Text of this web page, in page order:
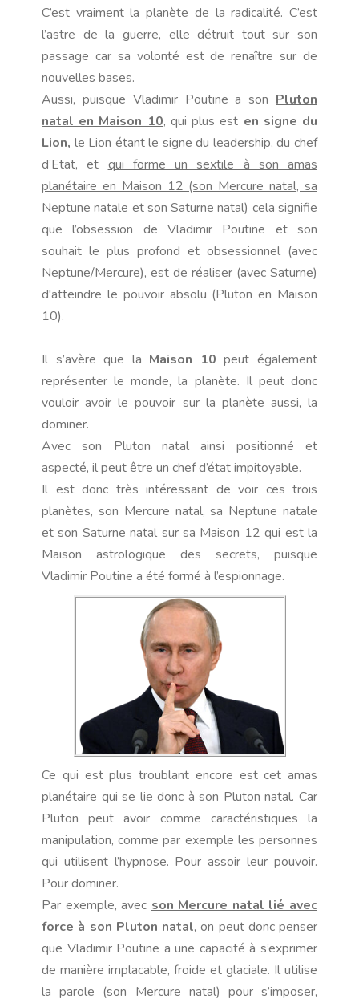
C’est vraiment la planète de la radicalité. C’est
l’astre de la guerre, elle détruit tout sur son
passage car sa volonté est de renaître sur de
nouvelles bases.
Aussi, puisque Vladimir Poutine a son Pluton
natal en Maison 10, qui plus est en signe du
Lion, le Lion étant le signe du leadership, du chef
d’Etat, etqui forme un sextile à son amas
planétaire en Maison 12 (son Mercure natal, sa
Neptune natale et son Saturne natal)cela signifie
que l’obsession de Vladimir Poutine et son
souhait le plus profond et obsessionnel (avec
Neptune/Mercure), est de réaliser (avec Saturne)
d'atteindre le pouvoir absolu (Pluton en Maison
10).
Il s’avère que la Maison 10 peut également
représenter le monde, la planète. Il peut donc
vouloir avoir le pouvoir sur la planète aussi, la
dominer.
Avec son Pluton natal ainsi positionné et
aspecté, il peut être un chef d’état impitoyable.
Il est donc très intéressant de voir ces trois
planètes, son Mercure natal, sa Neptune natale
et son Saturne natal sur sa Maison 12 qui est la
Maison astrologique des secrets, puisque
Vladimir Poutine a été formé à l’espionnage.
Ce qui est plus troublant encore est cet amas
planétaire qui se lie donc à son Pluton natal. Car
Pluton peut avoir comme caractéristiques la
manipulation, comme par exemple les personnes
qui utilisent l’hypnose. Pour assoir leur pouvoir.
Pour dominer.
Par exemple, avec son Mercure natal lié avec
force à son Pluton natal, on peut donc penser
que Vladimir Poutine a une capacité à s’exprimer
de manière implacable, froide et glaciale. Il utilise
la parole (son Mercure natal) pour s’imposer,